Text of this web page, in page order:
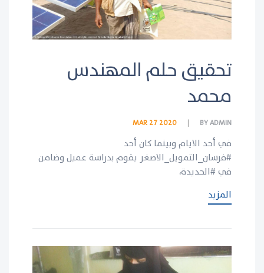
تحقيق حلم المهندس
محمد
MAR 27 2020 BYADMIN
في أحد الايام وبينما كان أحد
#فرسان_التمويل_الاصغر يقوم بدراسة عميل وضامن
في #الحديدة،
المزيد